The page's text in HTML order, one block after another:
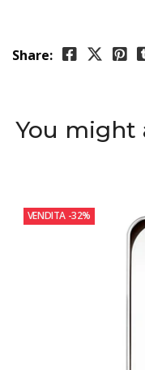
Share:
You might
VENDITA -32%